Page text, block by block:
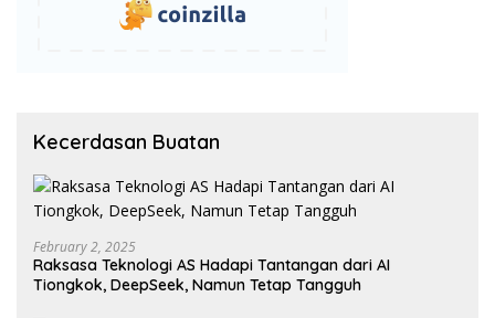
Kecerdasan Buatan
February 2, 2025
Raksasa Teknologi AS Hadapi Tantangan dari AI
Tiongkok, DeepSeek, Namun Tetap Tangguh